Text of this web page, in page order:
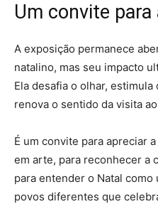
Um convite para
A exposição permanece
natalino, mas seu impacto
Ela desafia o olhar,
renova o sentido da visita
É um convite para apreciar
em arte, para reconhecer a
para entender o Natal
povos diferentes que